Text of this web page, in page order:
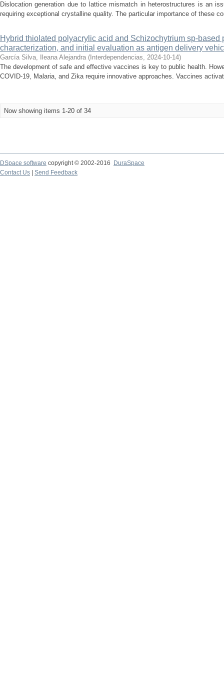
Dislocation generation due to lattice mismatch in heterostructures is an
requiring exceptional crystalline quality. The particular importance of these
Hybrid thiolated polyacrylic acid and Schizochytrium sp-based
characterization, and initial evaluation as antigen delivery
García Silva, Ileana Alejandra ( Interdependencias, 2024-10-14)
The development of safe and effective vaccines is key to public health.
COVID-19, Malaria, and Zika require innovative approaches. Vaccines
Now showing items 1-20 of 34
DSpace software copyright © 2002-2016
DuraSpace
Contact Us
Send Feedback